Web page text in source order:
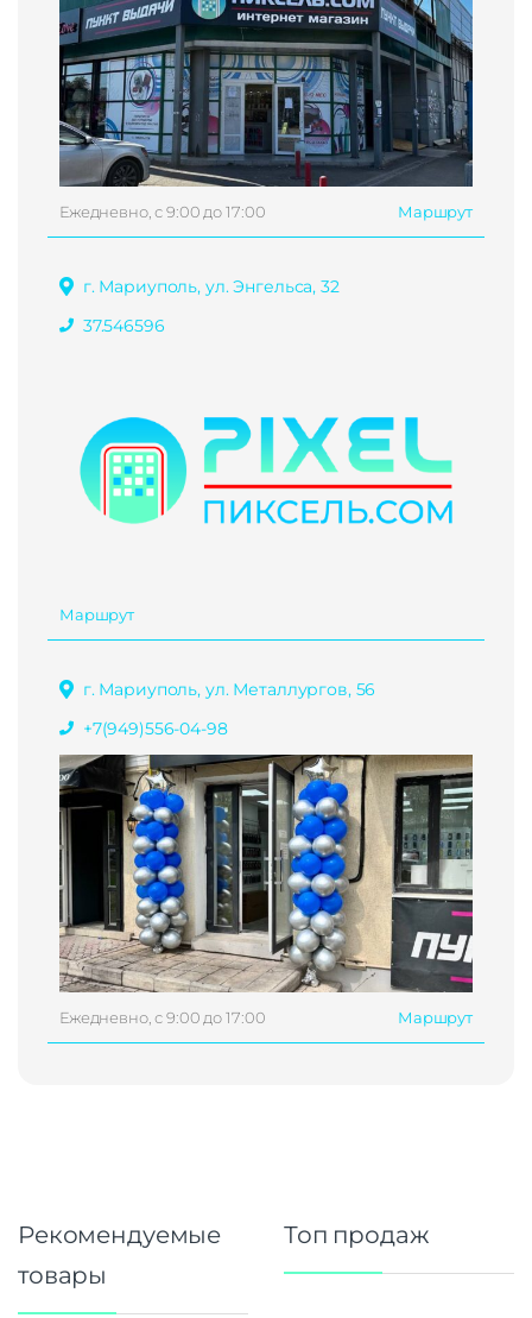
Ежедневно, с 9:00 до 17:00 Маршрут
г. Мариуполь, ул. Энгельса, 32
37.546596
Маршрут
г. Мариуполь, ул. Металлургов, 56
+7(949)556-04-98
Ежедневно, с 9:00 до 17:00 Маршрут
Рекомендуемые
товары
Топ продаж